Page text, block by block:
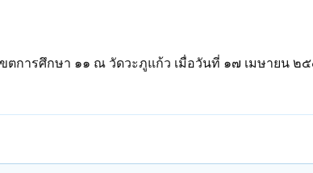
ตการศึกษา ๑๑ ณ วัดวะภูแก้ว เมื่อวันที่ ๑๗ เมษายน ๒